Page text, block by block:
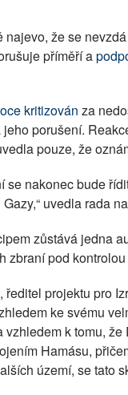
najevo, že se
příměří a
kritizován za
porušení.
pouze, že
se nakonec bude
uvedla rada
zůstává jedna
zbraní pod
ředitel projektu pro
ke svému
vzhledem k tomu,
Hamásu,
území, se tato